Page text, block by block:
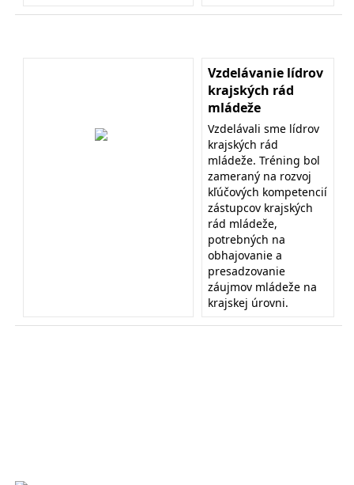
Vzdelávanie lídrov
krajských rád
mládeže
Vzdelávali sme lídrov
krajských rád
mládeže. Tréning bol
zameraný na rozvoj
kľúčových kompetencií
zástupcov krajských
rád mládeže,
potrebných na
obhajovanie a
presadzovanie
záujmov mládeže na
krajskej úrovni.